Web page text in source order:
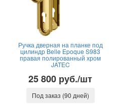
Ручка дверная на планке под
цилиндр Belle Epoque S983
правая полированный хром
JATEC
25 800 руб./шт
Под заказ (90 дней)